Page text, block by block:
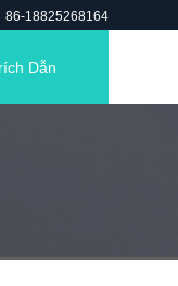
86-18825268164
Dẫn